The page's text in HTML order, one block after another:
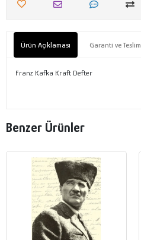
Ürün Açıklaması Garanti ve
Franz Kafka Kraft Defter
Benzer Ürünler